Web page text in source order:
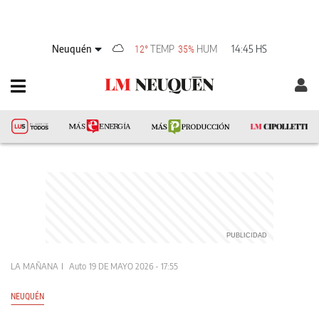
Neuquén 12°TEMP 35% HUM 14:45 HS
LA MAÑANA Auto 19 DE MAYO 2026 - 17:55
NEUQUÉN